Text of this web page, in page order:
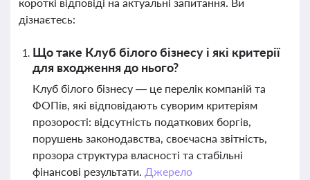
дізнаєтесь:
Що таке Клуб білого бізнесу і які критерії
для входження до нього?
Клуб білого бізнесу — це перелік компаній та
ФОПів, які відповідають суворим критеріям
прозорості: відсутність податкових боргів,
порушень законодавства, своєчасна звітність,
прозора структура власності та стабільні
фінансові результати. Джерело